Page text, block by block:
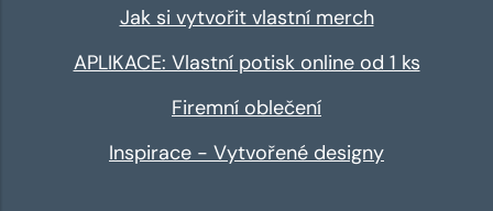
Jak si vytvořit vlastní merch
APLIKACE: Vlastní potisk online od 1 ks
Firemní oblečení
Inspirace - Vytvořené designy